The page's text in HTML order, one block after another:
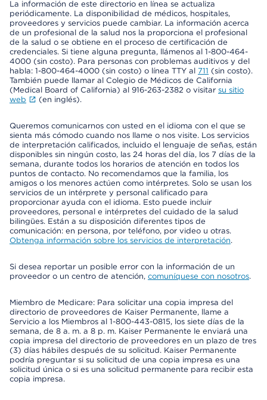
La información de este directorio en línea se actualiza
periódicamente. La disponibilidad de médicos, hospitales,
proveedores y servicios puede cambiar. La información acerca
de un profesional de la salud nos la proporciona el profesional
de la salud o se obtiene en el proceso de certificación de
credenciales. Si tiene alguna pregunta, llámenos al 1-800-464-
4000 (sin costo). Para personas con problemas auditivos y del
habla: 1-800-464-4000 (sin costo) o línea TTY al 711 (sin costo).
También puede llamar al Colegio de Médicos de California
(Medical Board of California) al 916-263-2382 o visitar su sitio
web
(en inglés).
Queremos comunicarnos con usted en el idioma con el que se
sienta más cómodo cuando nos llame o nos visite. Los servicios
de interpretación calificados, incluido el lenguaje de señas, están
disponibles sin ningún costo, las 24 horas del día, los 7 días de la
semana, durante todos los horarios de atención en todos los
puntos de contacto. No recomendamos que la familia, los
amigos o los menores actúen como intérpretes. Solo se usan los
servicios de un intérprete y personal calificado para
proporcionar ayuda con el idioma. Esto puede incluir
proveedores, personal e intérpretes del cuidado de la salud
bilingües. Están a su disposición diferentes tipos de
comunicación: en persona, por teléfono, por video u otras.
Obtenga información sobre los servicios de interpretación.
Si desea reportar un posible error con la información de un
proveedor o un centro de atención, comuníquese con nosotros.
Miembro de Medicare: Para solicitar una copia impresa del
directorio de proveedores de Kaiser Permanente, llame a
Servicio a los Miembros al 1-800-443-0815, los siete días de la
semana, de 8 a. m. a 8 p. m. Kaiser Permanente le enviará una
copia impresa del directorio de proveedores en un plazo de tres
(3) días hábiles después de su solicitud. Kaiser Permanente
podría preguntar si su solicitud de una copia impresa es una
solicitud única o si es una solicitud permanente para recibir esta
copia impresa.